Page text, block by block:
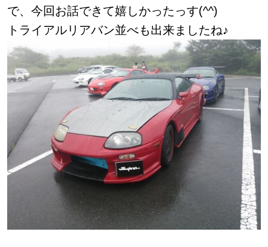
で、今回お話できて嬉しかったっす(^^)
トライアルリアバン並べも出来ましたね♪